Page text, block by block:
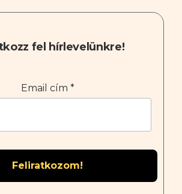
fel hírlevelünkre!
Email cím *